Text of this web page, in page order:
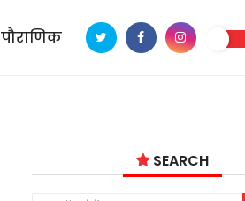
पौराणिक
SEARCH